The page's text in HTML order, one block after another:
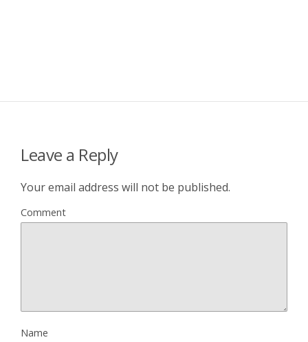
Leave a Reply
Your email address will not be published.
Comment
Name